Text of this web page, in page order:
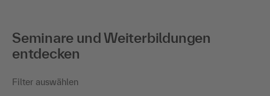
Seminare und Weiterbildungen
entdecken
Filter auswählen